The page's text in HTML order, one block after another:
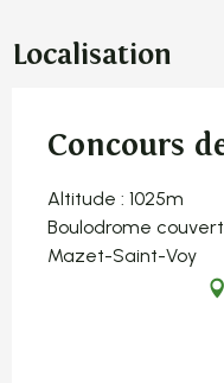
Localisation
Concours
Altitude : 1025m
Boulodrome
Mazet-Saint-Voy